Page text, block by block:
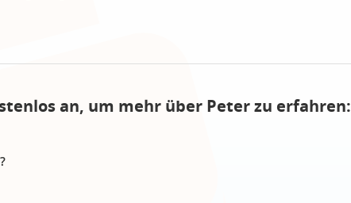
an, um mehr über Peter zu erfahren: